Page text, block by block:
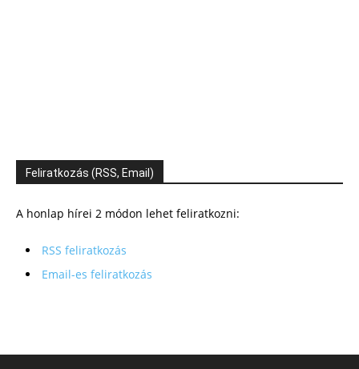
Feliratkozás (RSS, Email)
A honlap hírei 2 módon lehet feliratkozni:
RSS feliratkozás
Email-es feliratkozás